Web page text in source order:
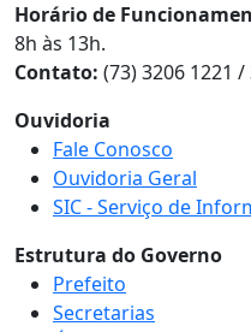
Horário de
8h às 13h.
Contato: (73) 3206 1221
Ouvidoria
Fale Conosco
Ouvidoria Geral
SIC - Serviço de
Estrutura do Governo
Prefeito
Secretarias